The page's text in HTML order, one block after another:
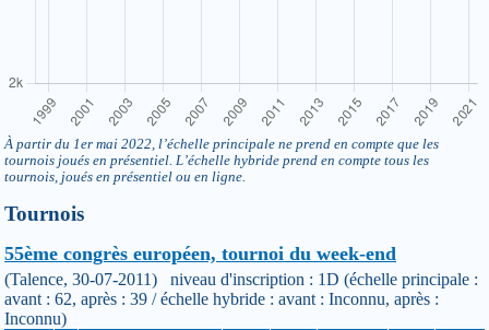
À partir du 1er mai 2022, l’échelle principale ne prend en compte que les
tournois joués en présentiel. L’échelle hybride prend en compte tous les
tournois, joués en présentiel ou en ligne.
Tournois
55ème congrès européen, tournoi du week-end
(Talence, 30-07-2011) niveau d'inscription : 1D (échelle principale :
avant : 62, après : 39 / échelle hybride : avant : Inconnu, après :
Inconnu)